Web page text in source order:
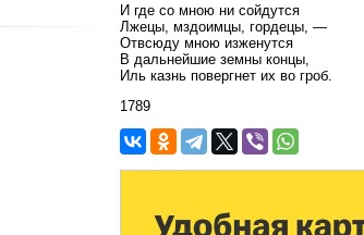
И где со мною ни сойдутся
Лжецы, мздоимцы, гордецы, —
Отвсюду мною изженутся
В дальнейшие земны концы,
Иль казнь повергнет их во гроб.
1789